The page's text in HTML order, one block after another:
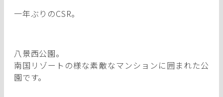
一年ぶりのCSR。
八景西公園。
南国リゾートの様な素敵なマンションに囲まれた公
園です。